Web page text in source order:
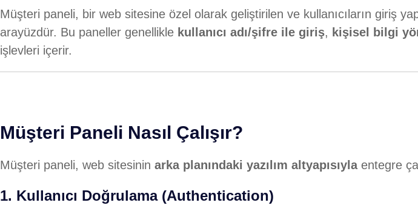
Müşteri paneli, bir web sitesine özel olarak geliştirilen ve kullanıcıların giriş
arayüzdür. Bu paneller genellikle kullanıcı adı/şifre ile giriş, kişisel bilgi
işlevleri içerir.
Müşteri Paneli Nasıl Çalışır?
Müşteri paneli, web sitesinin arka planındaki yazılım altyapısıylaentegre
1. Kullanıcı Doğrulama (Authentication)